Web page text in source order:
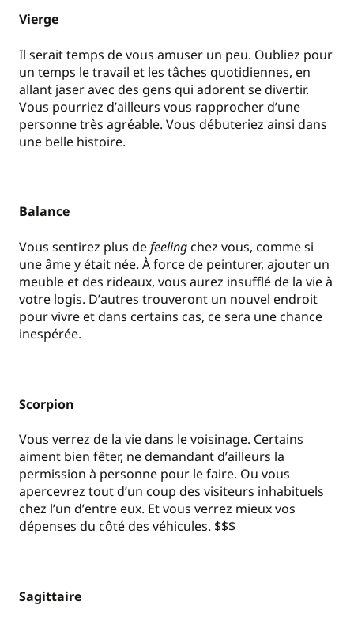
Vierge
Il serait temps de vous amuser un peu. Oubliez pour
un temps le travail et les tâches quotidiennes, en
allant jaser avec des gens qui adorent se divertir.
Vous pourriez d’ailleurs vous rapprocher d’une
personne très agréable. Vous débuteriez ainsi dans
une belle histoire.
Balance
Vous sentirez plus defeeling chez vous, comme si
une âme y était née. À force de peinturer, ajouter un
meuble et des rideaux, vous aurez insufflé de la vie à
votre logis. D’autres trouveront un nouvel endroit
pour vivre et dans certains cas, ce sera une chance
inespérée.
Scorpion
Vous verrez de la vie dans le voisinage. Certains
aiment bien fêter, ne demandant d’ailleurs la
permission à personne pour le faire. Ou vous
apercevrez tout d’un coup des visiteurs inhabituels
chez l’un d’entre eux. Et vous verrez mieux vos
dépenses du côté des véhicules. $$$
Sagittaire